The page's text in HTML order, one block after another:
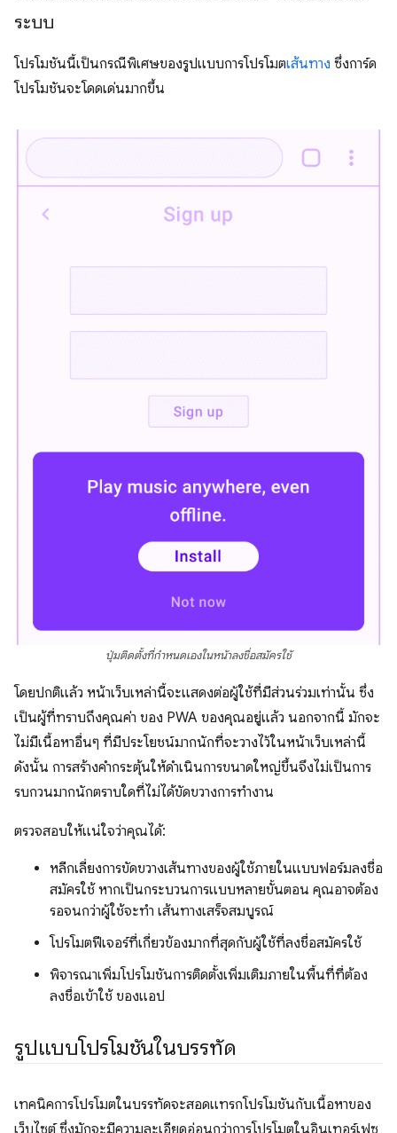
ระบบ
โปรโมชันนี้เป็นกรณีพิเศษของรูปแบบการโปรโมตเส้นทาง ซึ่งการ์ด
โปรโมชันจะโดดเด่นมากขึ้น
ปุ่มติดตั้งที่กำหนดเองในหน้าลงชื่อสมัครใช้
โดยปกติแล้ว หน้าเว็บเหล่านี้จะแสดงต่อผู้ใช้ที่มีส่วนร่วมเท่านั้น ซึ่ง
เป็นผู้ที่ทราบถึงคุณค่า ของ PWA ของคุณอยู่แล้ว นอกจากนี้ มักจะ
ไม่มีเนื้อหาอื่นๆ ที่มีประโยชน์มากนักที่จะวางไว้ในหน้าเว็บเหล่านี้
ดังนั้น การสร้างคำกระตุ้นให้ดำเนินการขนาดใหญ่ขึ้นจึงไม่เป็นการ
รบกวนมากนักตราบใดที่ไม่ได้ขัดขวางการทำงาน
ตรวจสอบให้แน่ใจว่าคุณได้:
หลีกเลี่ยงการขัดขวางเส้นทางของผู้ใช้ภายในแบบฟอร์มลงชื่อ
สมัครใช้ หากเป็นกระบวนการแบบหลายขั้นตอน คุณอาจต้อง
รอจนกว่าผู้ใช้จะทํา เส้นทางเสร็จสมบูรณ์
โปรโมตฟีเจอร์ที่เกี่ยวข้องมากที่สุดกับผู้ใช้ที่ลงชื่อสมัครใช้
พิจารณาเพิ่มโปรโมชันการติดตั้งเพิ่มเติมภายในพื้นที่ที่ต้อง
ลงชื่อเข้าใช้ ของแอป
รูปแบบโปรโมชันในบรรทัด
เทคนิคการโปรโมตในบรรทัดจะสอดแทรกโปรโมชันกับเนื้อหาของ
เว็บไซต์ ซึ่งมักจะมีความละเอียดอ่อนกว่าการโปรโมตในอินเทอร์เฟซ